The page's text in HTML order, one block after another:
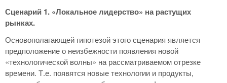
Сценарий 1. «Локальное лидерство» на растущих
рынках.
Основополагающей гипотезой этого сценария является
предположение о неизбежности появления новой
«технологической волны» на рассматриваемом отрезке
времени. Т.е. появятся новые технологии и продукты,